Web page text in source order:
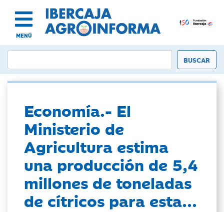
MENÚ
Economía.- El
Ministerio de
Agricultura estima
una producción de 5,4
millones de toneladas
de cítricos para esta...